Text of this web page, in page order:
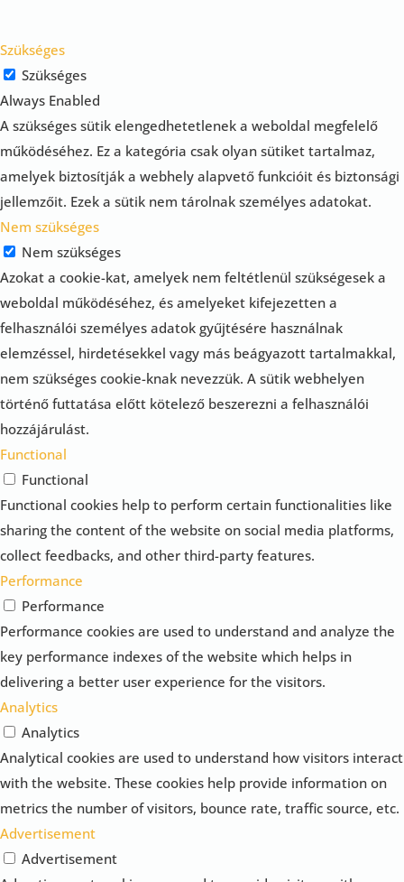
Szükséges
Szükséges
Always Enabled
A szükséges sütik elengedhetetlenek a weboldal megfelelő
működéséhez. Ez a kategória csak olyan sütiket tartalmaz,
amelyek biztosítják a webhely alapvető funkcióit és biztonsági
jellemzőit. Ezek a sütik nem tárolnak személyes adatokat.
Nem szükséges
Nem szükséges
Azokat a cookie-kat, amelyek nem feltétlenül szükségesek a
weboldal működéséhez, és amelyeket kifejezetten a
felhasználói személyes adatok gyűjtésére használnak
elemzéssel, hirdetésekkel vagy más beágyazott tartalmakkal,
nem szükséges cookie-knak nevezzük. A sütik webhelyen
történő futtatása előtt kötelező beszerezni a felhasználói
hozzájárulást.
Functional
Functional
Functional cookies help to perform certain functionalities like
sharing the content of the website on social media platforms,
collect feedbacks, and other third-party features.
Performance
Performance
Performance cookies are used to understand and analyze the
key performance indexes of the website which helps in
delivering a better user experience for the visitors.
Analytics
Analytics
Analytical cookies are used to understand how visitors interact
with the website. These cookies help provide information on
metrics the number of visitors, bounce rate, traffic source, etc.
Advertisement
Advertisement